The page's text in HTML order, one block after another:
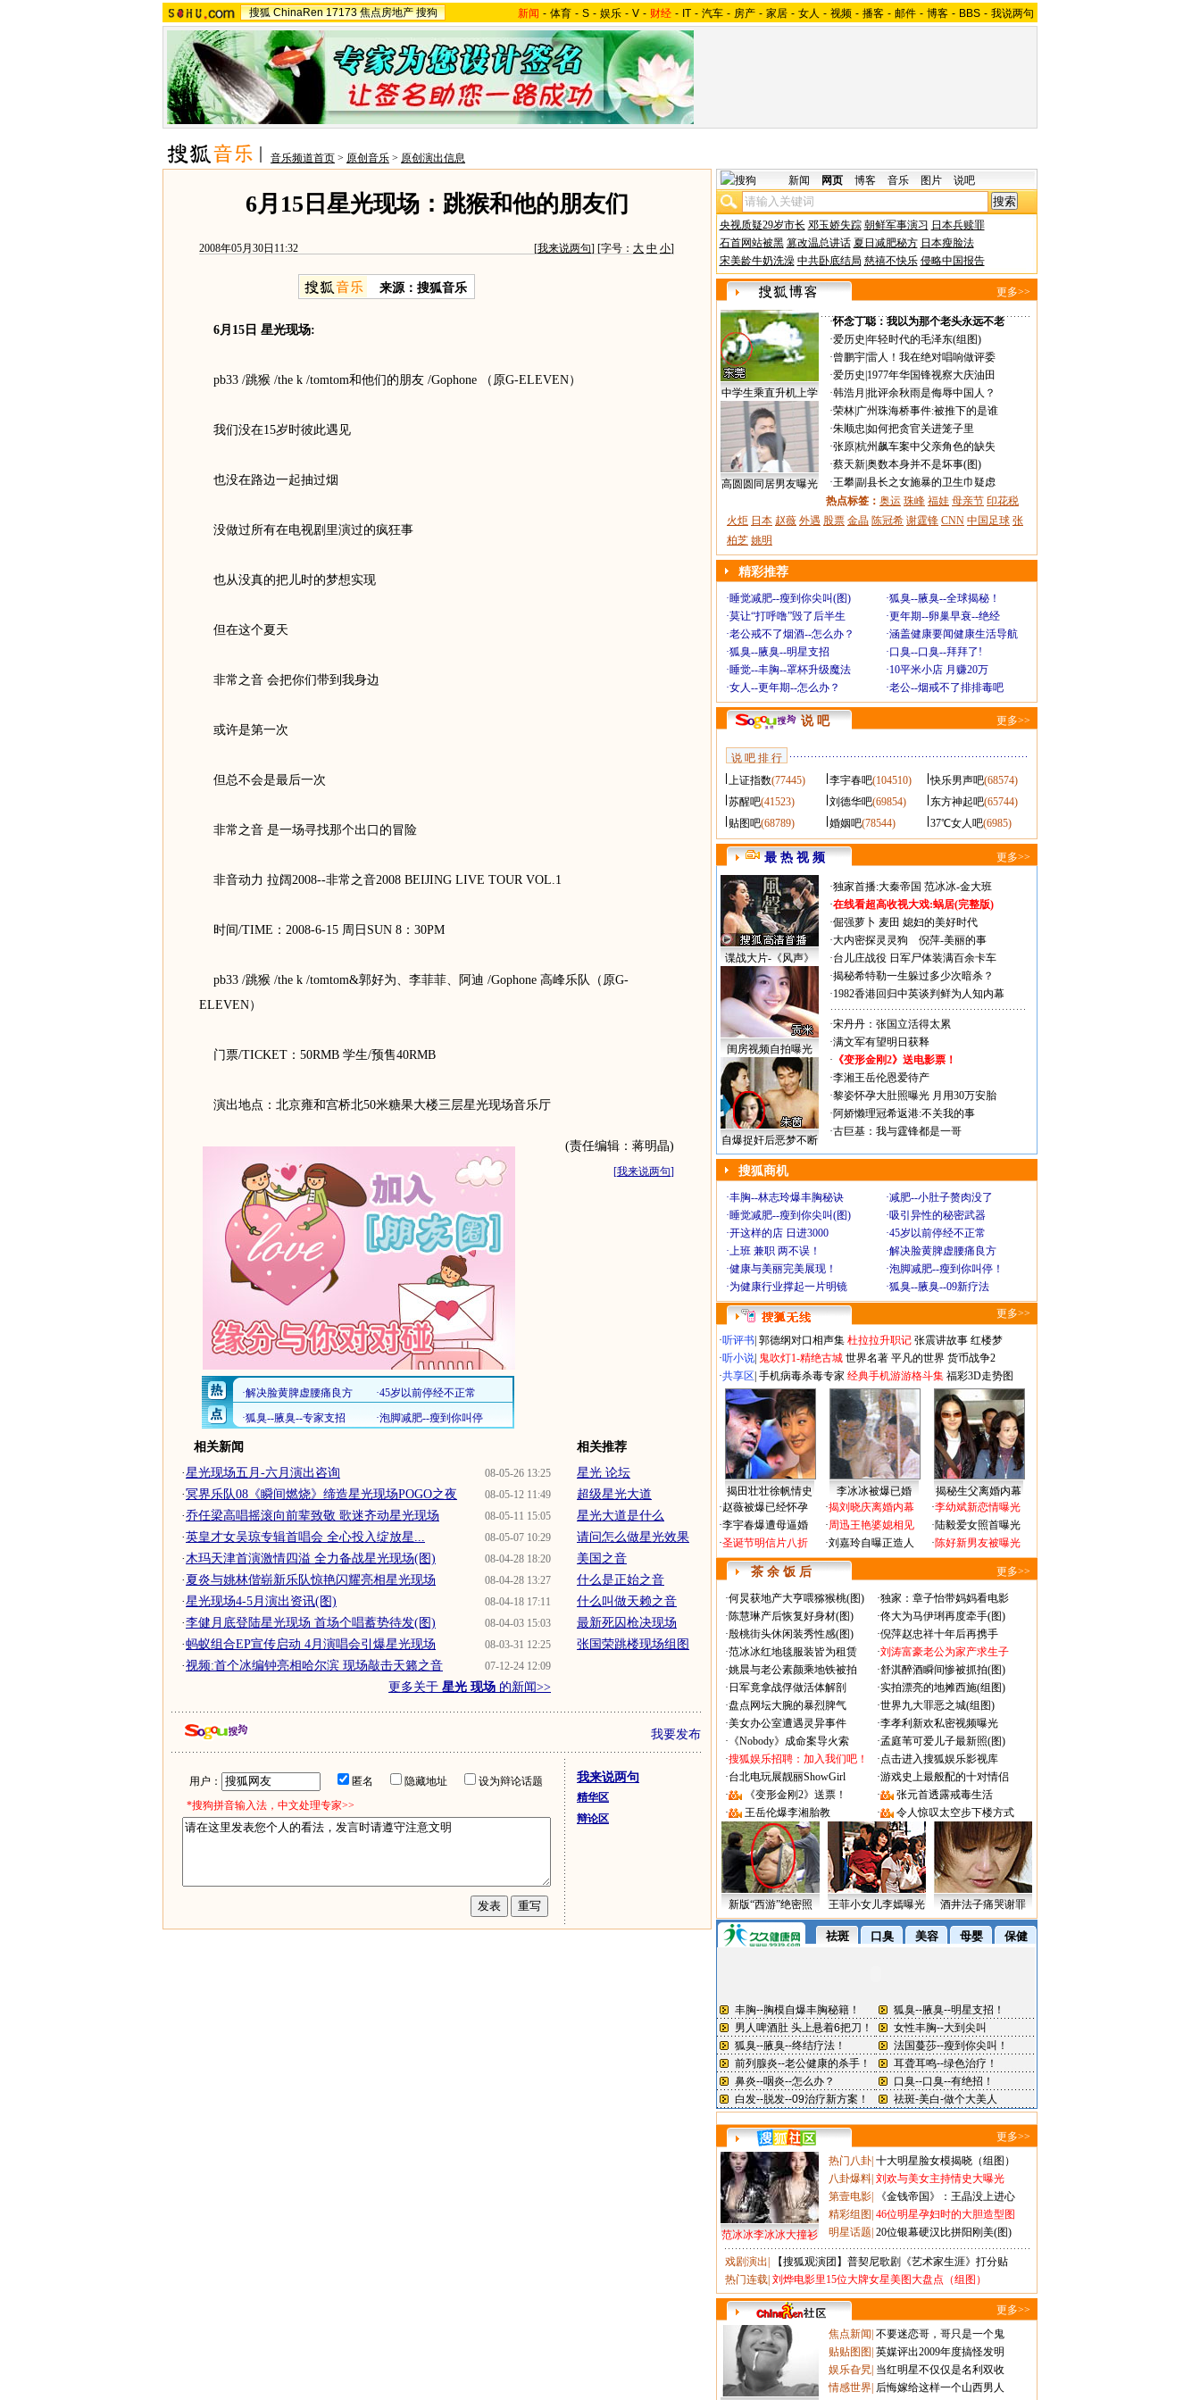
搜狐 ChinaRen 17173 焦点房地产 搜狗 新闻 - 体育 - S - 娱乐 - V - 财经 - IT - 汽车 - 房产 - 家居 - 女人 - 视频 - 播客 - 邮件 - 博客 - BBS - 我说两句
音乐频道首页 > 原创音乐 > 原创演出信息
6月15日星光现场：跳猴和他的朋友们
2008年05月30日11:32 [我来说两句] [字号： 大 中 小]
来源：搜狐音乐
6月15日 星光现场:
pb33 /跳猴 /the k /tomtom和他们的朋友 /Gophone （原G-ELEVEN）
我们没在15岁时彼此遇见
也没在路边一起抽过烟
没做过所有在电视剧里演过的疯狂事
也从没真的把儿时的梦想实现
但在这个夏天
非常之音 会把你们带到我身边
或许是第一次
但总不会是最后一次
非常之音 是一场寻找那个出口的冒险
非音动力 拉阔2008--非常之音2008 BEIJING LIVE TOUR VOL.1
时间/TIME：2008-6-15 周日SUN 8：30PM
pb33 /跳猴 /the k /tomtom&郭好为、李菲菲、阿迪 /Gophone 高峰乐队（原G-
ELEVEN）
门票/TICKET：50RMB 学生/预售40RMB
演出地点：北京雍和宫桥北50米糖果大楼三层星光现场音乐厅
(责任编辑：蒋明晶)
[我来说两句]
相关新闻
08-05-26 13:25
·星光现场五月-六月演出咨询
08-05-12 11:49
·冥界乐队08《瞬间燃烧》缔造星光现场POGO之夜
08-05-11 15:05
·乔任梁高唱摇滚向前辈致敬 歌迷齐动星光现场
08-05-07 10:29
·英皇才女吴琼专辑首唱会 全心投入绽放星...
08-04-28 18:20
·木玛天津首演激情四溢 全力备战星光现场(图)
08-04-28 13:27
· 夏炎与姚林偕崭新乐队惊艳闪耀亮相星光现场
08-04-18 17:11
·星光现场4-5月演出资讯(图)
08-04-03 15:03
·李健月底登陆星光现场 首场个唱蓄势待发(图)
08-03-31 12:25
·蚂蚁组合EP宣传启动 4月演唱会引爆星光现场
07-12-24 12:09
·视频:首个冰编钟亮相哈尔滨 现场敲击天籁之音
更多关于 星光 现场 的新闻>>
相关推荐
星光 论坛
超级星光大道
星光大道是什么
请问怎么做星光效果
美国之音
什么是正始之音
什么叫做天赖之音
最新死囚枪决现场
张国荣跳楼现场组图
我要发布
用户： 匿名 隐藏地址
设为辩论话题
*搜狗拼音输入法，中文处理专家>>
我来说两句
精华区
辩论区
新闻 网页 博客 音乐 图片 说吧
央视质疑29岁市长 邓玉娇失踪 朝鲜军事演习 日本兵赎罪
石首网站被黑 篡改温总讲话 夏日减肥秘方 日本瘦脸法
宋美龄牛奶洗澡 中共卧底结局 慈禧不快乐 侵略中国报告
更多>>
中学生乘直升机上学
高圆圆同居男友曝光
·怀念丁聪：我以为那个老头永远不老
·爱历史 年轻时代的毛泽东(组图)
·曾鹏宇|雷人！我在绝对唱响做评委
·爱历史 1977年华国锋视察大庆油田
·韩浩月 批评余秋雨是侮辱中国人？
·荣林| 广州珠海桥事件:被推下的是谁
·朱顺忠 如何把贪官关进笼子里
·张原|杭州飙车案中父亲角色的缺失
·蔡天新|奥数本身并不是坏事(图)
·王攀|副县长之女施暴的卫生巾疑虑
热点标签： 奥运 珠峰 福娃 母亲节 印花税
火炬 日本 赵薇 外遇 股票 金晶 陈冠希 谢霆锋 CNN 中国足球 张
柏芝 姚明
精彩推荐
·睡觉减肥--瘦到你尖叫(图) ·狐臭--腋臭--全球揭秘！
·莫让“打呼噜”毁了后半生 ·更年期--卵巢早衰--绝经
·老公戒不了烟酒--怎么办？ ·涵盖健康要闻健康生活导航
·狐臭--腋臭--明星支招 ·口臭--口臭--拜拜了!
·睡觉--丰胸--罩杯升级魔法 ·10平米小店 月赚20万
·女人--更年期--怎么办？ ·老公--烟戒不了排排毒吧
说 吧 更多>>
说 吧 排 行
上证指数(77445) 李宇春吧(104510) 快乐男声吧(68574)
苏醒吧(41523) 刘德华吧(69854) 东方神起吧(65744)
贴图吧(68789) 婚姻吧(78544) 37℃女人吧(6985)
最 热 视 频 更多>>
谍战大片-《风声》
闺房视频自拍曝光
自爆捉奸后恶梦不断
·独家首播:大秦帝国 范冰冰-金大班
·在线看超高收视大戏:蜗居(完整版)
·倔强萝卜 麦田 媳妇的美好时代
·大内密探灵灵狗
倪萍-美丽的事
·台儿庄战役 日军尸体装满百余卡车
·揭秘希特勒一生躲过多少次暗杀？
·1982香港回归中英谈判鲜为人知内幕
·宋丹丹：张国立活得太累
·满文军有望明日获释
· 《变形金刚2》送电影票！
·李湘王岳伦恩爱待产
·黎姿怀孕大肚照曝光 月用30万安胎
·阿娇懒理冠希返港:不关我的事
·古巨基：我与霆锋都是一哥
搜狐商机
·丰胸--林志玲爆丰胸秘诀 ·减肥--小肚子赘肉没了
·睡觉减肥--瘦到你尖叫(图) ·吸引异性的秘密武器
·开这样的店 日进3000 ·45岁以前停经不正常
·上班 兼职 两不误！ ·解决脸黄脾虚腰痛良方
·健康与美丽完美展现！ ·泡脚减肥--瘦到你叫停！
·为健康行业撑起一片明镜 ·狐臭--腋臭--09新疗法
更多>>
·听评书 郭德纲对口相声集 杜拉拉升职记 张震讲故事 红楼梦
·听小说 鬼吹灯1-精绝古城 世界名著 平凡的世界 货币战争2
·共享区 手机病毒杀毒专家 经典手机游游格斗集 福彩3D走势图
揭田壮壮徐帆情史 李冰冰被爆已婚
揭秘生父离婚内幕
·赵薇被爆已经怀孕
·李宇春爆遭母逼婚
·圣诞节明信片八折
·揭刘晓庆离婚内幕
·周迅王艳婆媳相见
·刘嘉玲自曝正造人
·李幼斌新恋情曝光
·陆毅爱女照首曝光
·陈好新男友被曝光
茶 余 饭 后 更多>>
·何炅获地产大亨喂猕猴桃(图) ·独家：章子怡带妈妈看电影
·陈慧琳产后恢复好身材(图) ·佟大为马伊琍再度牵手(图)
·殷桃街头休闲装秀性感(图) ·倪萍赵忠祥十年后再携手
·范冰冰红地毯服装皆为租赁 ·刘涛富豪老公为家产求生子
·姚晨与老公素颜乘地铁被拍 ·舒淇醉酒瞬间惨被抓拍(图)
· 日军竟拿战俘做活体解剖 ·实拍漂亮的地摊西施(组图)
·盘点网坛大腕的暴烈脾气 ·世界九大罪恶之城(组图)
·美女办公室遭遇灵异事件 ·李孝利新欢私密视频曝光
· 《Nobody》成命案导火索 ·孟庭苇可爱儿子最新照(图)
·搜狐娱乐招聘：加入我们吧！ ·点击进入搜狐娱乐影视库
·台北电玩展靓丽ShowGirl ·游戏史上最般配的十对情侣
·
《变形金刚2》送票！ ·
张元首透露戒毒生活
·
王岳伦爆李湘胎教 · 令人惊叹太空步下楼方式
新版“西游”绝密照 王菲小女儿李嫣曝光 酒井法子痛哭谢罪
更多>>
范冰冰李冰冰大撞衫
热门八卦 十大明星脸女模揭晓（组图）
八卦爆料 刘欢与美女主持情史大曝光
第壹电影
《金钱帝国》：王晶没上进心
精彩组图 46位明星孕妇时的大胆造型图
明星话题 20位银幕硬汉比拼阳刚美(图)
戏剧演出
【搜狐观演团】普契尼歌剧《艺术家生涯》打分贴
热门连载 刘烨电影里15位大牌女星美图大盘点（组图）
更多>>
焦点新闻 不要迷恋哥，哥只是一个鬼
贴贴图图 英媒评出2009年度搞怪发明
娱乐旮旯 当红明星不仅仅是名利双收
情感世界 后悔嫁给这样一个山西男人